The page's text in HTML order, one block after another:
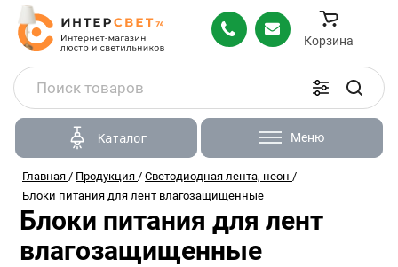
Корзина
Каталог Меню
Главная / Продукция / Светодиодная лента, неон /
Блоки питания для лент влагозащищенные
Блоки питания для лент
влагозащищенные